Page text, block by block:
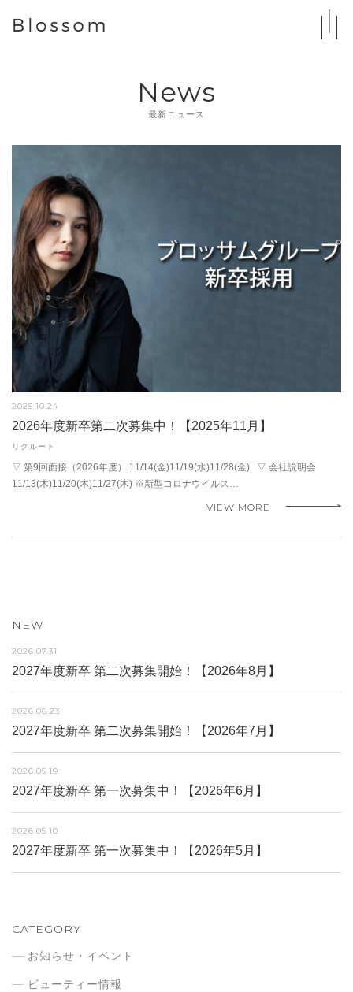
News
最新ニュース
2025.10.24
2026年度新卒第二次募集中！【2025年11月】
リクルート
▽ 第9回面接（2026年度） 11/14(金)11/19(水)11/28(金) ▽ 会社説明会
11/13(木)11/20(木)11/27(木) ※新型コロナウイルス…
VIEW MORE
NEW
2026.07.31
2027年度新卒 第二次募集開始！【2026年8月】
2026.06.23
2027年度新卒 第二次募集開始！【2026年7月】
2026.05.19
2027年度新卒 第一次募集中！【2026年6月】
2026.05.10
2027年度新卒 第一次募集中！【2026年5月】
CATEGORY
お知らせ・イベント
ビューティー情報